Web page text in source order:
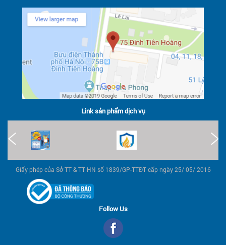
Link sản phẩm dịch vụ
Giấy phép của Sở TT & TT HN số 1839/GP-TTĐT cấp ngày 25/ 05/ 2016
Follow Us